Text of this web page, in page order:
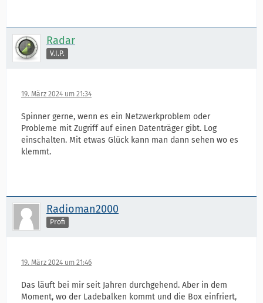
Radar
V.I.P.
19. März 2024 um 21:34
Spinner gerne, wenn es ein Netzwerkproblem oder
Probleme mit Zugriff auf einen Datenträger gibt. Log
einschalten. Mit etwas Glück kann man dann sehen wo es
klemmt.
Radioman2000
Profi
19. März 2024 um 21:46
Das läuft bei mir seit Jahren durchgehend. Aber in dem
Moment, wo der Ladebalken kommt und die Box einfriert,